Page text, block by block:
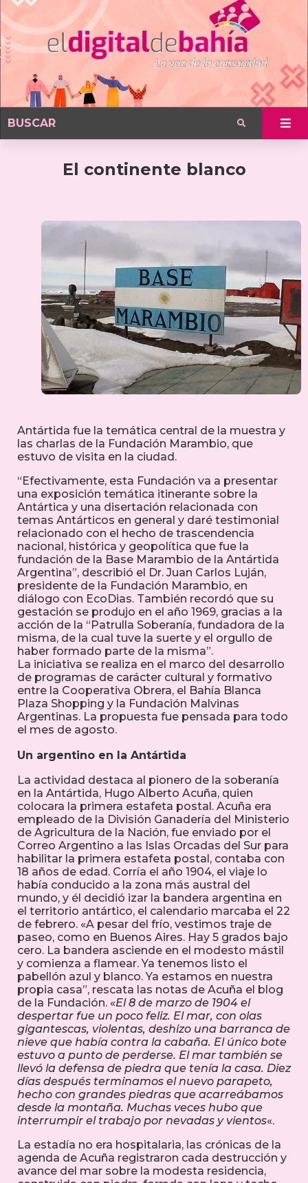
El continente blanco
Antártida fue la temática central de la muestra y
las charlas de la Fundación Marambio, que
estuvo de visita en la ciudad.
“Efectivamente, esta Fundación va a presentar
una exposición temática itinerante sobre la
Antártica y una disertación relacionada con
temas Antárticos en general y daré testimonial
relacionado con el hecho de trascendencia
nacional, histórica y geopolítica que fue la
fundación de la Base Marambio de la Antártida
Argentina”, describió el Dr. Juan Carlos Luján,
presidente de la Fundación Marambio, en
diálogo con EcoDias. También recordó que su
gestación se produjo en el año 1969, gracias a la
acción de la “Patrulla Soberanía, fundadora de la
misma, de la cual tuve la suerte y el orgullo de
haber formado parte de la misma”.
La iniciativa se realiza en el marco del desarrollo
de programas de carácter cultural y formativo
entre la Cooperativa Obrera, el Bahía Blanca
Plaza Shopping y la Fundación Malvinas
Argentinas. La propuesta fue pensada para todo
el mes de agosto.
Un argentino en la Antártida
La actividad destaca al pionero de la soberanía
en la Antártida, Hugo Alberto Acuña, quien
colocara la primera estafeta postal. Acuña era
empleado de la División Ganadería del Ministerio
de Agricultura de la Nación, fue enviado por el
Correo Argentino a las Islas Orcadas del Sur para
habilitar la primera estafeta postal, contaba con
18 años de edad. Corría el año 1904, el viaje lo
había conducido a la zona más austral del
mundo, y él decidió izar la bandera argentina en
el territorio antártico, el calendario marcaba el 22
de febrero. «A pesar del frío, vestimos traje de
paseo, como en Buenos Aires. Hay 5 grados bajo
cero. La bandera asciende en el modesto mástil
y comienza a flamear. Ya tenemos listo el
pabellón azul y blanco. Ya estamos en nuestra
propia casa”, rescata las notas de Acuña el blog
de la Fundación. «El 8 de marzo de 1904 el
despertar fue un poco feliz. El mar, con olas
gigantescas, violentas, deshizo una barranca de
nieve que había contra la cabaña. El único bote
estuvo a punto de perderse. El mar también se
llevó la defensa de piedra que tenía la casa. Diez
días después terminamos el nuevo parapeto,
hecho con grandes piedras que acarreábamos
desde la montaña. Muchas veces hubo que
interrumpir el trabajo por nevadas y vientos«.
La estadía no era hospitalaria, las crónicas de la
agenda de Acuña registraron cada destrucción y
avance del mar sobre la modesta residencia,